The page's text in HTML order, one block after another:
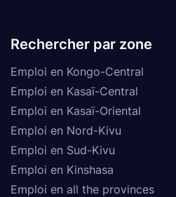
Rechercher par zone
Emploi en Kongo-Central
Emploi en Kasaï-Central
Emploi en Kasaï-Oriental
Emploi en Nord-Kivu
Emploi en Sud-Kivu
Emploi en Kinshasa
Emploi en all the provinces